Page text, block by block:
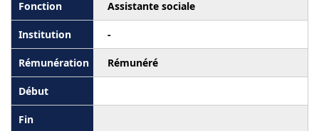
Assistante sociale
-
Rémunéré